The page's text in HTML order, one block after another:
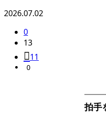
2026.07.02
0
13
11
0
拍手